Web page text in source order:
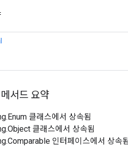
서드 요약
클래스에서 상속됨
클래스에서 상속됨
인터페이스에서 상속됨